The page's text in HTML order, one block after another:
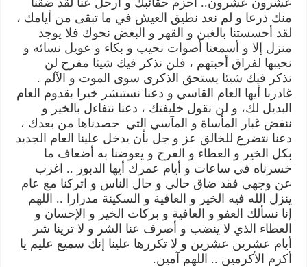
عشرون عشرون.. احزم حقائبك و ارحل عنا لقد ضقنا
منك ذرعا و لم نعد نطيق العيش في ما تبقى من أيامك ،
لقد أحسستنا بالغبن و القهر و البغض نحوك فلا يوجد
منزل إلا و أسمعنا أصوات نحيب و بكاء و عويل نسائه و
نحيبها لفراق أحبتهم ، فلن نذكر فيك شيئا مفرح لن
نذكر فيك شيئا يستحق الذكرى سوى الموت و الآلم .
غادرنا أيها العام القاسي و دعنا نستبشر خيرا بقدوم العام
البديل لك، و لن نقول خليفتك ، دعنا نتفاءل بالخير و
ننفض غبار المأساة و المآسي التي حصدناها من بعدك ،
دعنا نتضرع للخالق عز و جل بأن يدخل علينا العام الجديد
بكل الخير و العطاء و الفرج و يعوضنا به أضعاف ما
خسرناه في ساعات و أيام عمرك أيها الدبور .. اغرب
عن وجهي فقد ضاق حالي و حال الناس و اتركنا مع عام
ينزل الله فيه الخير و العافية و السكينة مدرارا .. اللهم
إنا نسألك العفو و العافية و بركات الخير و الإحسان و
العطاء الذي لا ينضب و أصرف عنا الشر و لا ترينا شر
أيام عشرين عشرين و لا تكررها علينا إنك سميع عليم يا
أكرم الأكرمين .. اللهم آمين.